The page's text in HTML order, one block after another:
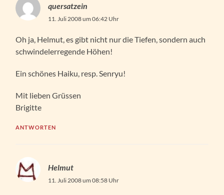
quersatzein
11. Juli 2008 um 06:42 Uhr
Oh ja, Helmut, es gibt nicht nur die Tiefen, sondern auch
schwindelerregende Höhen!
Ein schönes Haiku, resp. Senryu!
Mit lieben Grüssen
Brigitte
ANTWORTEN
Helmut
11. Juli 2008 um 08:58 Uhr